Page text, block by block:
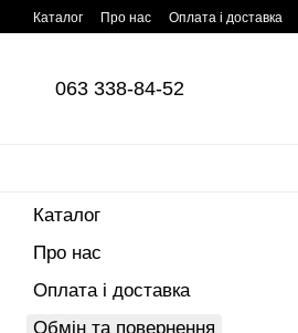
Перейти до основного контенту
Каталог Про нас Оплата і доставка
063 338-84-52
Каталог
Про нас
Оплата і доставка
Обмін та повернення